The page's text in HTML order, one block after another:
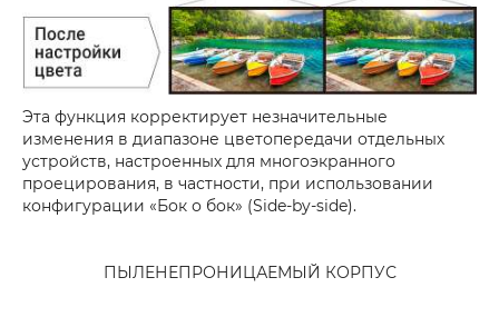
Эта функция корректирует незначительные
изменения в диапазоне цветопередачи отдельных
устройств, настроенных для многоэкранного
проецирования, в частности, при использовании
конфигурации «Бок о бок» (Side-by-side).
ПЫЛЕНЕПРОНИЦАЕМЫЙ КОРПУС